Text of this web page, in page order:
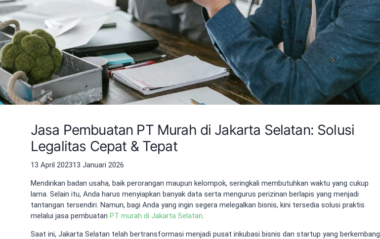
Jasa Pembuatan PT Murah di Jakarta Selatan: Solusi
Legalitas Cepat & Tepat
13 April 202313 Januari 2026
Mendirikan badan usaha, baik perorangan maupun kelompok, seringkali membutuhkan waktu yang cukup
lama. Selain itu, Anda harus menyiapkan banyak data serta mengurus perizinan berlapis yang menjadi
tantangan tersendiri. Namun, bagi Anda yang ingin segera melegalkan bisnis, kini tersedia solusi praktis
melalui jasa pembuatan PT murah di Jakarta Selatan.
Saat ini, Jakarta Selatan telah bertransformasi menjadi pusat inkubasi bisnis dan startup yang berkembang